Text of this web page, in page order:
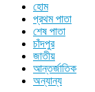
হোম
প্রথম পাতা
শেষ পাতা
চাঁদপুর
জাতীয়
আন্তর্জাতিক
অন্যান্য